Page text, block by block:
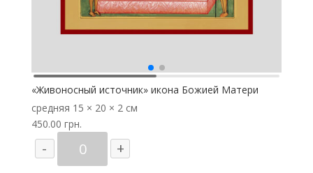
«Живоносный источник» икона Божией Матери
средняя 15 × 20 × 2 см
450.00 грн.
-
Количество
товара
+